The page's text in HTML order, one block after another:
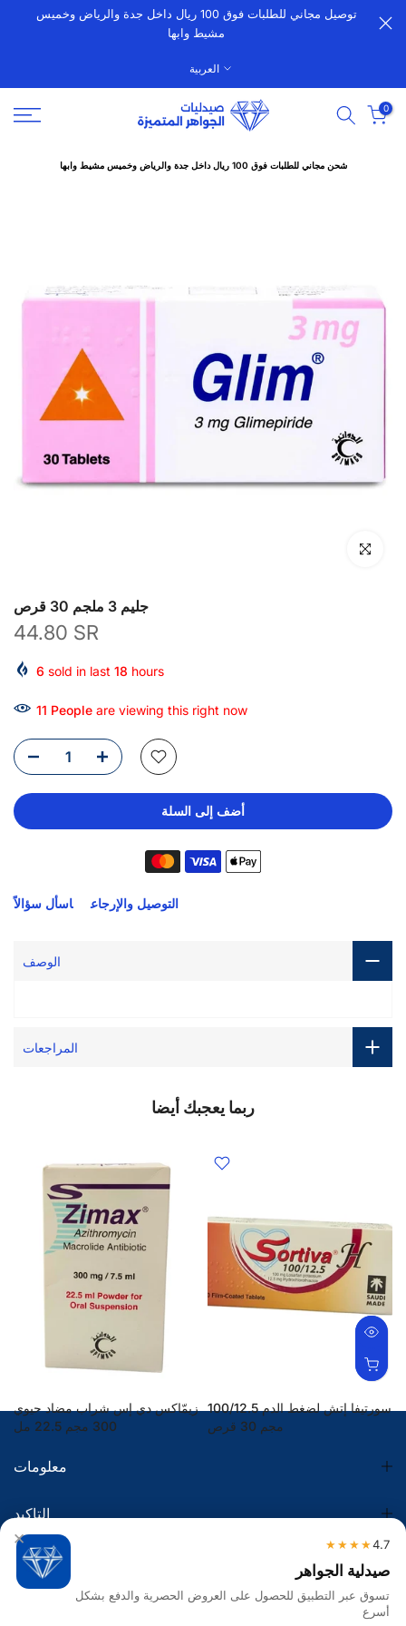
الانتقالتوصيل مجاني للطلبات فوق 100 ريال داخل جدة والرياض وخميس
مشيط وابها
العربية
0
شحن مجاني للطلبات فوق 100 ريال داخل جدة والرياض وخميس مشيط وابها
انقر للتكبير
جليم 3 ملجم 30 قرص
44.80 SR
6 sold in last 18 hours
11 People are viewing this right now
أضف إلى السلة
التوصيل والإرجاع اسأل سؤالاً
الوصف
المراجعات
ربما يعجبك أيضا
زيمّاكس دي إس شراب مضاد حيوي
300 مجم 22.5 مل
سورتيفا إتش لضغط الدم 100/12.5
مجم 30 قرص
معلومات
التاكيد
الضريبة
تواصل معنا
× 4.7
★★★★
صيدلية الجواهر
تسوق عبر التطبيق للحصول على العروض الحصرية والدفع بشكل
أسرع